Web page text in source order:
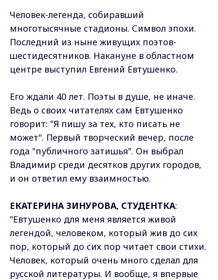
Человек-легенда, собиравший
многотысячные стадионы. Символ эпохи.
Последний из ныне живущих поэтов-
шестидесятников. Накануне в областном
центре выступил Евгений Евтушенко.
Его ждали 40 лет. Поэты в душе, не иначе.
Ведь о своих читателях сам Евтушенко
говорит: "Я пишу за тех, кто писать не
может". Первый творческий вечер, после
года "публичного затишья". Он выбрал
Владимир среди десятков других городов,
и он ответил ему взаимностью.
ЕКАТЕРИНА ЗИНУРОВА, СТУДЕНТКА:
"Евтушенко для меня является живой
легендой, человеком, который жив до сих
пор, который до сих пор читает свои стихи.
Человек, который очень много сделал для
русской литературы. И вообще, я впервые